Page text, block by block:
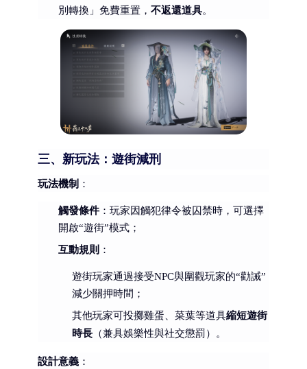
別轉換」免費重置， 不返還道具。
三、新玩法：遊街減刑
玩法機制：
觸發條件：玩家因觸犯律令被囚禁時，可選擇
開啟“遊街”模式；
互動規則 ：
遊街玩家通過接受NPC與圍觀玩家的“勸誡”
減少關押時間；
其他玩家可投擲雞蛋、菜葉等道具縮短遊街
時長（兼具娛樂性與社交懲罰）。
設計意義：